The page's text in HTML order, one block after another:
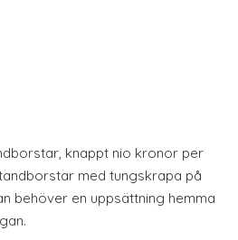
knappt nio kronor per
med tungskrapa på
behöver en uppsättning hemma